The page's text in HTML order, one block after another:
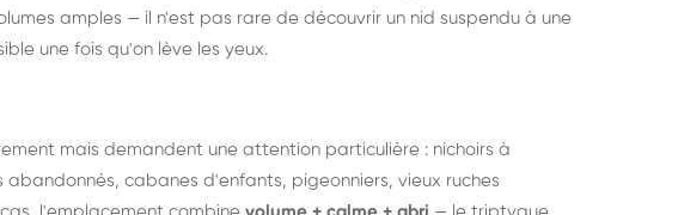
amples — il n'est pas rare de découvrir un nid suspendu à une
une fois qu'on lève les yeux.
mais demandent une attention particulière : nichoirs à
cabanes d'enfants, pigeonniers, vieux ruches